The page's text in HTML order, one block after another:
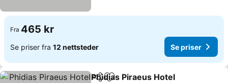
Fra 465 kr
Se priser fra 12 nettsteder Se priser
Phidias Piraeus Hotel